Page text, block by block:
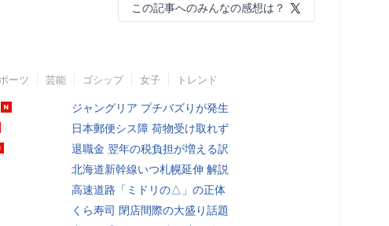
この記事へのみんなの感想は？
ーツ 芸能 ゴシップ 女子 トレンド
ジャングリア プチバズりが発生
日本郵便シス障 荷物受け取れず
退職金 翌年の税負担が増える訳
北海道新幹線いつ札幌延伸 解説
高速道路「ミドリの△」の正体
くら寿司 閉店間際の大盛り話題